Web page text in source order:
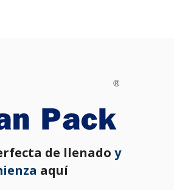
de llenado y
aquí